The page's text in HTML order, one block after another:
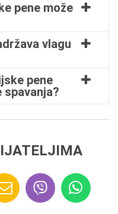
pene može
vlagu
pene
spavanja?